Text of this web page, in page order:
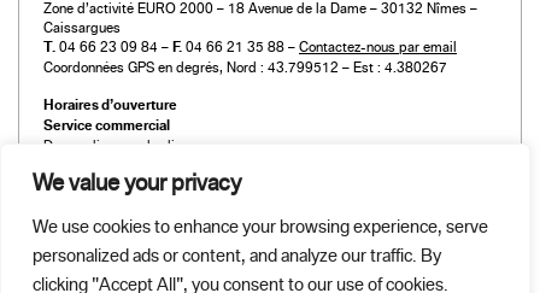
We value your privacy
We use cookies to enhance your browsing experience, serve
personalized ads or content, and analyze our traffic. By
clicking "Accept All", you consent to our use of cookies.
Zone d’activité EURO 2000 – 18 Avenue de la Dame – 30132 Nîmes –
Caissargues
T. 04 66 23 09 84 – F. 04 66 21 35 88 – Contactez-nous par email
Coordonnées GPS en degrés, Nord : 43.799512 – Est : 4.380267
Horaires d’ouverture
Service commercial
Du mardi au vendredi :
Le samedi :
Du mardi au vendredi :
de 9h00 à 12h00 et de 14h00 à 19h00